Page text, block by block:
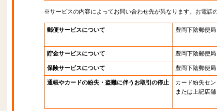
※サービスの内容によってお問い合わせ先が異なります。お電話
郵便サービスについて 豊岡下陰郵便局
貯金サービスについて 豊岡下陰郵便局
保険サービスについて 豊岡下陰郵便局
通帳やカードの紛失・盗難に伴うお取引の停止
カード紛失セ
または上記店舗